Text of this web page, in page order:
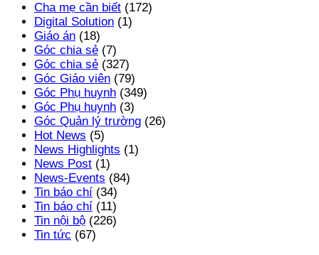
Cha mẹ cần biết (172)
Digital Solution (1)
Giáo án (18)
Góc chia sẻ (7)
Góc chia sẻ (327)
Góc Giáo viên (79)
Góc Phụ huynh (349)
Góc Phụ huynh (3)
Góc Quản lý trường (26)
Hot News (5)
News Highlights (1)
News Post (1)
News-Events (84)
Tin báo chí (34)
Tin báo chí (11)
Tin nội bộ (226)
Tin tức (67)